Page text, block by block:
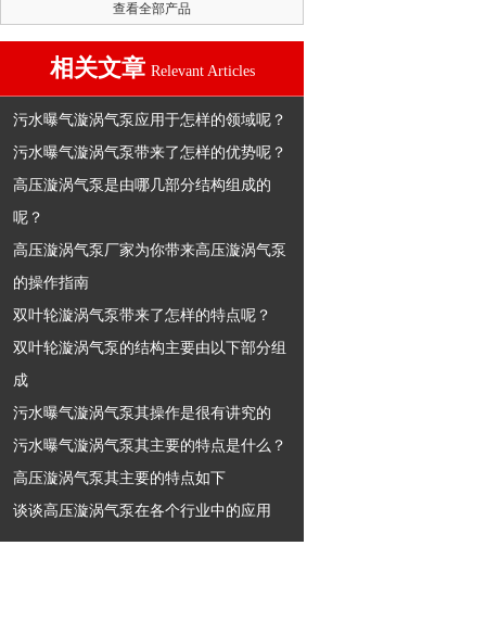
查看全部产品
相关文章 Relevant Articles
污水曝气漩涡气泵应用于怎样的领域呢？
污水曝气漩涡气泵带来了怎样的优势呢？
高压漩涡气泵是由哪几部分结构组成的
呢？
高压漩涡气泵厂家为你带来高压漩涡气泵
的操作指南
双叶轮漩涡气泵带来了怎样的特点呢？
双叶轮漩涡气泵的结构主要由以下部分组
成
污水曝气漩涡气泵其操作是很有讲究的
污水曝气漩涡气泵其主要的特点是什么？
高压漩涡气泵其主要的特点如下
谈谈高压漩涡气泵在各个行业中的应用